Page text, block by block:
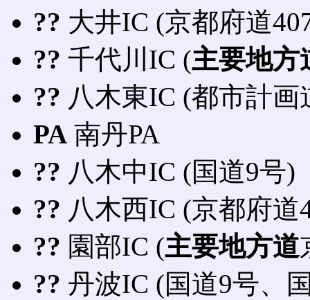
?? 大井IC (京都府道
?? 千代川IC (主要地方
?? 八木東IC (都市計
PA 南丹PA
?? 八木中IC (国道9号)
?? 八木西IC (京都府
?? 園部IC (主要地方道
?? 丹波IC (国道9号、